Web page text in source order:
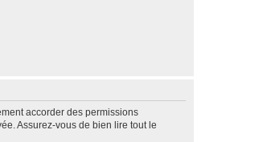
accorder des permissions
Assurez-vous de bien lire tout le